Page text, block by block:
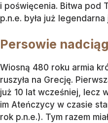
i poświęcenia. Bitwa pod
p.n.e. była już
Persowie
Wiosną 480 roku armia
ruszyła na Grecję.
już 10 lat wcześniej, lecz
im Ateńczycy w czasie
rok p.n.e.). Tym razem